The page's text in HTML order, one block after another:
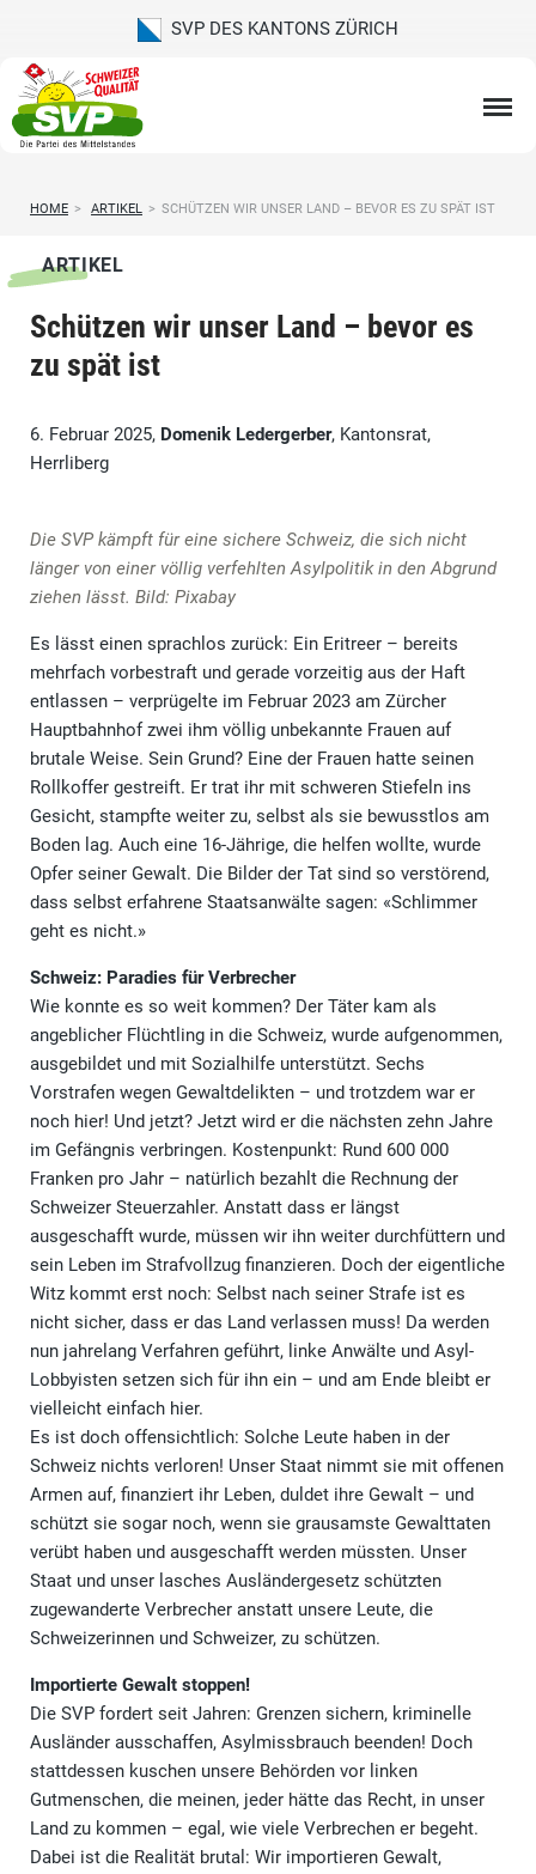
SVP DES KANTONS ZÜRICH
HOME > ARTIKEL > SCHÜTZEN WIR UNSER LAND – BEVOR ES ZU SPÄT IST
ARTIKEL
Schützen wir unser Land – bevor es
zu spät ist
6. Februar 2025, Domenik Ledergerber, Kantonsrat,
Herrliberg
Die SVP kämpft für eine sichere Schweiz, die sich nicht
länger von einer völlig verfehlten Asylpolitik in den Abgrund
ziehen lässt. Bild: Pixabay
Es lässt einen sprachlos zurück: Ein Eritreer – bereits
mehrfach vorbestraft und gerade vorzeitig aus der Haft
entlassen – verprügelte im Februar 2023 am Zürcher
Hauptbahnhof zwei ihm völlig unbekannte Frauen auf
brutale Weise. Sein Grund? Eine der Frauen hatte seinen
Rollkoffer gestreift. Er trat ihr mit schweren Stiefeln ins
Gesicht, stampfte weiter zu, selbst als sie bewusstlos am
Boden lag. Auch eine 16-Jährige, die helfen wollte, wurde
Opfer seiner Gewalt. Die Bilder der Tat sind so verstörend,
dass selbst erfahrene Staatsanwälte sagen: «Schlimmer
geht es nicht.»
Schweiz: Paradies für Verbrecher
Wie konnte es so weit kommen? Der Täter kam als
angeblicher Flüchtling in die Schweiz, wurde aufgenommen,
ausgebildet und mit Sozialhilfe unterstützt. Sechs
Vorstrafen wegen Gewaltdelikten – und trotzdem war er
noch hier! Und jetzt? Jetzt wird er die nächsten zehn Jahre
im Gefängnis verbringen. Kostenpunkt: Rund 600 000
Franken pro Jahr – natürlich bezahlt die Rechnung der
Schweizer Steuerzahler. Anstatt dass er längst
ausgeschafft wurde, müssen wir ihn weiter durchfüttern und
sein Leben im Strafvollzug finanzieren. Doch der eigentliche
Witz kommt erst noch: Selbst nach seiner Strafe ist es
nicht sicher, dass er das Land verlassen muss! Da werden
nun jahrelang Verfahren geführt, linke Anwälte und Asyl-
Lobbyisten setzen sich für ihn ein – und am Ende bleibt er
vielleicht einfach hier.
Es ist doch offensichtlich: Solche Leute haben in der
Schweiz nichts verloren! Unser Staat nimmt sie mit offenen
Armen auf, finanziert ihr Leben, duldet ihre Gewalt – und
schützt sie sogar noch, wenn sie grausamste Gewalttaten
verübt haben und ausgeschafft werden müssten. Unser
Staat und unser lasches Ausländergesetz schützten
zugewanderte Verbrecher anstatt unsere Leute, die
Schweizerinnen und Schweizer, zu schützen.
Importierte Gewalt stoppen!
Die SVP fordert seit Jahren: Grenzen sichern, kriminelle
Ausländer ausschaffen, Asylmissbrauch beenden! Doch
stattdessen kuschen unsere Behörden vor linken
Gutmenschen, die meinen, jeder hätte das Recht, in unser
Land zu kommen – egal, wie viele Verbrechen er begeht.
Dabei ist die Realität brutal: Wir importieren Gewalt,